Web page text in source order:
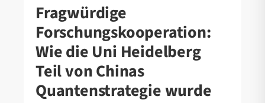
Fragwürdige
Forschungskooperation:
Wie die Uni Heidelberg
Teil von Chinas
Quantenstrategie wurde